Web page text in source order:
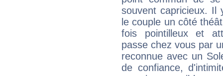
souvent capricieux. Il
le couple un côté
fois pointilleux et
passe chez vous par
reconnue avec un
de confiance,